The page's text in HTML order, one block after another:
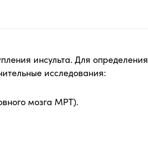
инсульта. Для определения
исследования:
мозга МРТ).